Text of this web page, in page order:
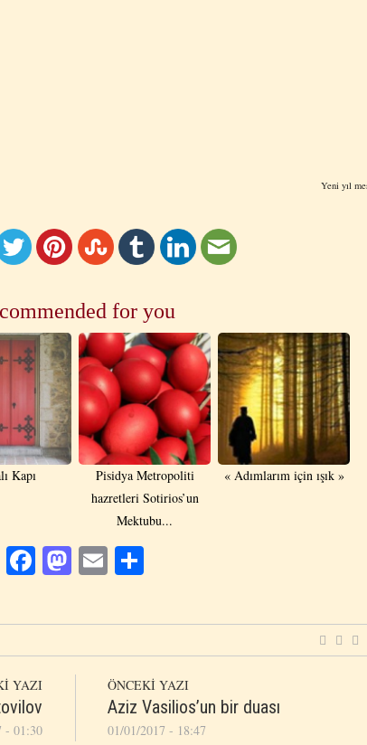
Yeni yıl
for you
Kapı
Pisidya Metropoliti
hazretleri Sotirios’un
Mektubu...
« Adımlarım için ışık »
Facebook
Mastodon
EmailShare
YAZI
- 01:30
ÖNCEKİ YAZI
Aziz Vasilios’un bir duası
01/01/2017 - 18:47